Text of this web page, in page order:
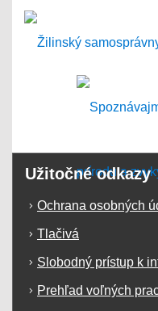
Užitočné odkazy
Ochrana osobných
Tlačivá
Slobodný prístup k
Prehľad voľných